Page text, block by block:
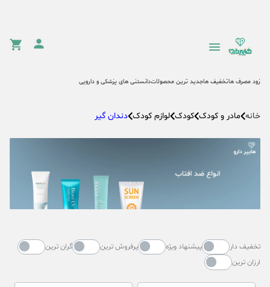
زود مصرف هاتخفیف هاجدید ترین محصولاتدانستنی های پزشکی و دارویی
خانه مادر و کودک کودک لوازم کودک دندان گیر
تخفیف دار پیشنهاد ویژه پرفروش ترین
گران ترین
ارزان ترین